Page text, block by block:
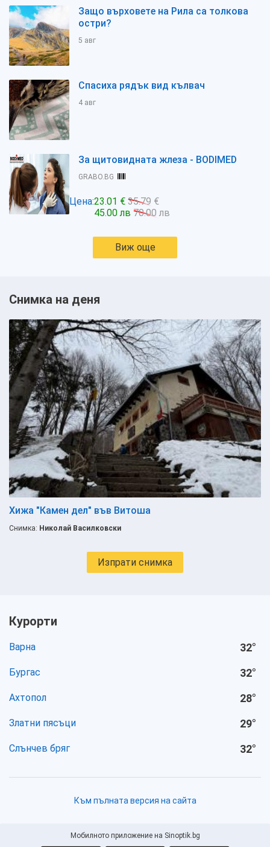
Защо върховете на Рила са толкова
остри?
5 авг
Спасиха рядък вид кълвач
4 авг
За щитовидната жлеза - BODIMED
GRABO.BG
Цена:23.01 € 35.79 €
45.00 лв 70.00 лв
Виж още
Снимка на деня
Хижа "Камен дел" във Витоша
Снимка: Николай Василковски
Изпрати снимка
Курорти
Варна 32°
Бургас 32°
Ахтопол 28°
Златни пясъци 29°
Слънчев бряг 32°
Към пълната версия на сайта
Мобилното приложение на Sinoptik.bg